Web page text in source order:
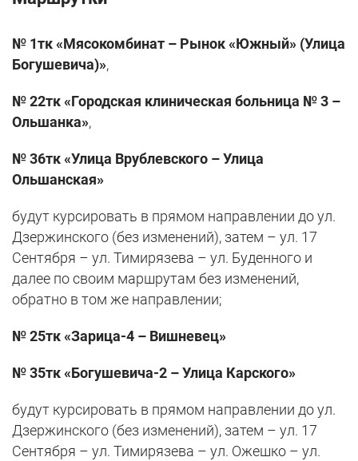
№ 1тк «Мясокомбинат – Рынок «Южный» (Улица
Богушевича)»,
№ 22тк «Городская клиническая больница № 3 –
Ольшанка»,
№ 36тк «Улица Врублевского – Улица
Ольшанская»
будут курсировать в прямом направлении до ул.
Дзержинского (без изменений), затем – ул. 17
Сентября – ул. Тимирязева – ул. Буденного и
далее по своим маршрутам без изменений,
обратно в том же направлении;
№ 25тк «Зарица-4 – Вишневец»
№ 35тк «Богушевича-2 – Улица Карского»
будут курсировать в прямом направлении до ул.
Дзержинского (без изменений), затем – ул. 17
Сентября – ул. Тимирязева – ул. Ожешко – ул.